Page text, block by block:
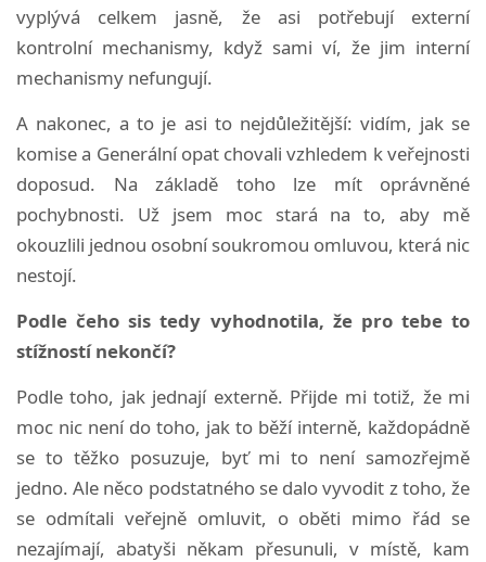
vyplývá celkem jasně, že asi potřebují externí
kontrolní mechanismy, když sami ví, že jim interní
mechanismy nefungují.
A nakonec, a to je asi to nejdůležitější: vidím, jak se
komise a Generální opat chovali vzhledem k veřejnosti
doposud. Na základě toho lze mít oprávněné
pochybnosti. Už jsem moc stará na to, aby mě
okouzlili jednou osobní soukromou omluvou, která nic
nestojí.
Podle čeho sis tedy vyhodnotila, že pro tebe to
stížností nekončí?
Podle toho, jak jednají externě. Přijde mi totiž, že mi
moc nic není do toho, jak to běží interně, každopádně
se to těžko posuzuje, byť mi to není samozřejmě
jedno. Ale něco podstatného se dalo vyvodit z toho, že
se odmítali veřejně omluvit, o oběti mimo řád se
nezajímají, abatyši někam přesunuli, v místě, kam